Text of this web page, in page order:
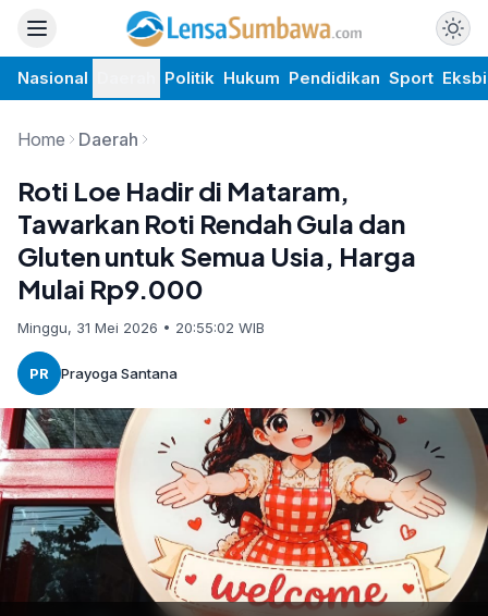
Nasional Politik Hukum Pendidikan Sport
Home Daerah
Roti Loe Hadir di Mataram,
Tawarkan Roti Rendah Gula dan
Gluten untuk Semua Usia, Harga
Mulai Rp9.000
Minggu, 31 Mei 2026 • 20:55:02 WIB
PR Prayoga Santana